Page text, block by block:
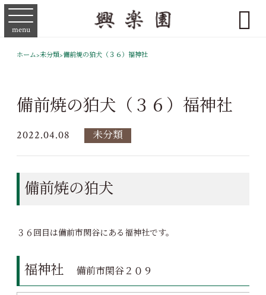
menu 
ホーム>未分類>備前焼の狛犬（３６）福神社
備前焼の狛犬（３６）福神社
2022.04.08 未分類
備前焼の狛犬
３６回目は備前市閑谷にある福神社です。
福神社 備前市閑谷２０９